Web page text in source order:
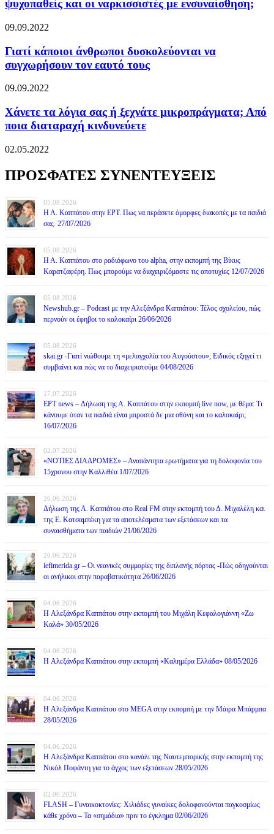
ψυχοπαθείς και οι ναρκισσιστές με ενσυναίσθηση;
09.09.2022
Γιατί κάποιοι άνθρωποι δυσκολεύονται να
συγχωρήσουν τον εαυτό τους
09.09.2022
Χάνετε τα λόγια σας ή ξεχνάτε μικροπράγματα; Από
ποια διαταραχή κινδυνεύετε
02.05.2022
ΠΡΟΣΦΑΤΕΣ ΣΥΝΕΝΤΕΥΞΕΙΣ
05.08.2026
Η Α. Καππάτου στην ΕΡΤ. Πως να περάσετε όμορφες διακοπές με τα παιδιά
σας. 27/07/2026
05.08.2026
Η Α. Καππάτου στο ραδιόφωνο του alpha, στην εκπομπή της Βίκυς
Καρατζαφέρη. Πως μπορούμε να διαχειριζόμαστε τις αποτυχίες 12/07/2026
05.08.2026
Newshub.gr – Podcast με την Αλεξάνδρα Καππάτου: Τέλος σχολείου, πώς
περνούν οι έφηβοι το καλοκαίρι 26/06/2026
05.08.2026
skai.gr -Γιατί νιώθουμε τη «μελαγχολία του Αυγούστου»; Ειδικός εξηγεί τι
συμβαίνει και πώς να το διαχειριστούμε 04/08/2026
17.07.2026
ΕΡΤ news – Δήλωση της Α. Καππάτου στην εκπομπή live now, με θέμα: Τι
κάνουμε όταν τα παιδιά είναι μπροστά δε μια οθόνη και το καλοκαίρι;
16/07/2026
02.07.2026
«ΝΟΤΙΕΣ ΔΙΑΔΡΟΜΕΣ» – Αναπάντητα ερωτήματα για τη δολοφονία του
15χρονου στην Καλλιθέα 1/07/2026
26.06.2026
Δήλωση της Α. Καππάτου στο Real FM στην εκπομπή του Δ. Μιχαλέλη και
της Ε. Κατσαμπέκη για τα αποτελέσματα των εξετάσεων και τα
συναισθήματα των παιδιών 21/06/2026
26.06.2026
iefimerida.gr – Οι νεανικές συμμορίες της διπλανής πόρτας -Πώς οδηγούνται
οι ανήλικοι στην παραβατικότητα 26/06/2026
04.06.2026
H Αλεξάνδρα Καππάτου στην εκπομπή του Μιχάλη Κεφαλογιάννη «Ζω
Καλά» 30/05/2026
04.06.2026
H Αλεξάνδρα Καππάτου στην εκπομπή «Καλημέρα Ελλάδα» 08/05/2026
04.06.2026
H Αλεξάνδρα Καππάτου στο MEGA στην εκπομπή με την Μάιρα Mπάρμπα
28/05/2026
04.06.2026
H Αλεξάνδρα Καππάτου στο κανάλι της Ναυτεμπορικής στην εκπομπή της
Νικόλ Ποφάντη για το άγχος των εξετάσεων 28/05/2026
02.06.2026
FLASH – Γυναικοκτονίες: Χιλιάδες γυναίκες δολοφονούνται παγκοσμίως
κάθε χρόνο – Τα «σημάδια» πριν το έγκλημα 02/06/2026